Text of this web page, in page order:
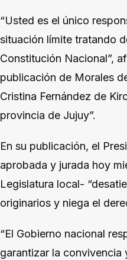
“Usted es el único
situación límite tratando
Constitución Nacional”,
publicación de Morales
Cristina Fernández de
provincia de Jujuy”.
En su publicación, el
aprobada y jurada hoy
Legislatura local-
originarios y niega el
“El Gobierno nacional
garantizar la convivencia